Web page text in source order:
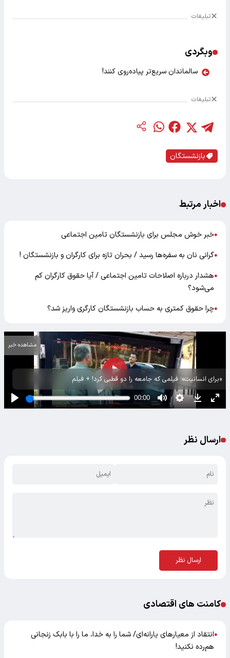
تبلیغات
وبگردی
سالماندان سریع‌تر پیاده‌روی کنند!
تبلیغات
بازنشستگان
اخبار مرتبط
●خبر خوش مجلس برای بازنشستگان تامین اجتماعی
●گرانی نان به سفره‌ها رسید / بحران تازه برای کارگران و بازنشستگان !
●هشدار درباره اصلاحات تامین اجتماعی / آیا حقوق کارگران کم
می‌شود؟
●چرا حقوق کمتری به حساب بازنشستگان کارگری واریز شد؟
«برای انسانیت»؛ فیلمی که جامعه را دو قطبی کرد! + فیلم
مشاهده خبر
ارسال نظر
ارسال نظر
کامنت های اقتصادی
●انتقاد از معیارهای یارانه‌ای/ شما را به خدا، ما را با بابک زنجانی
هم‌رده نکنید!